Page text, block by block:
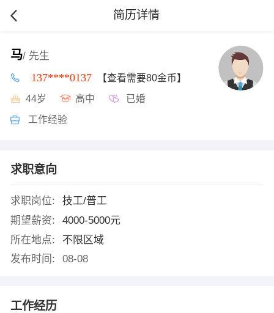
简历详情
马/ 先生
137****0137 【查看需要80金币】
44岁 高中 已婚
工作经验
求职意向
求职岗位:
技工/普工
期望薪资:
4000-5000元
所在地点:
不限区域
发布时间:
08-08
工作经历